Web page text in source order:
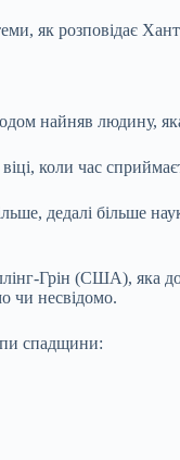
як розповідає
найняв людину,
коли час
дедалі більше
Грін (США), яка
чи несвідомо.
спадщини: